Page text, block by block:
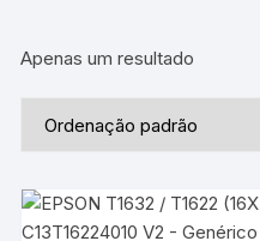
Apenas um resultado